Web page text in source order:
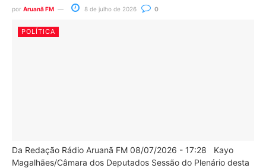
por Aruanã FM 8 de julho de 2026 0
POLÍTICA
Da Redação Rádio Aruanã FM 08/07/2026 - 17:28 Kayo
Magalhães/Câmara dos Deputados Sessão do Plenário desta